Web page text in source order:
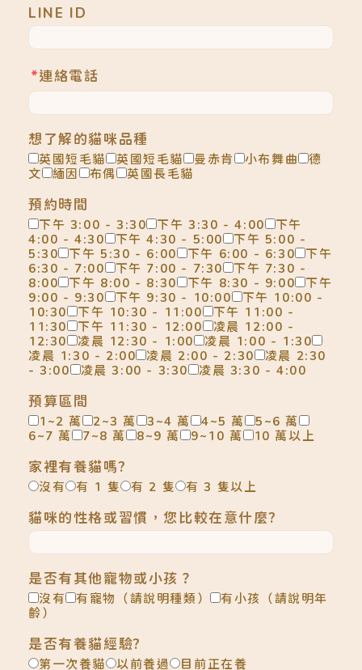
LINE ID
*連絡電話
想了解的貓咪品種
英國短毛貓 英國短毛貓 曼赤肯 小布舞曲
德
文
緬因 布偶 英國長毛貓
預約時間
下午 3:00 - 3:30 下午 3:30 - 4:00
下午
4:00 - 4:30
下午 4:30 - 5:00
下午 5:00 -
5:30
下午 5:30 - 6:00 下午 6:00 - 6:30
下午
6:30 - 7:00
下午 7:00 - 7:30
下午 7:30 -
8:00
下午 8:00 - 8:30 下午 8:30 - 9:00
下午
9:00 - 9:30
下午 9:30 - 10:00
下午 10:00 -
10:30
下午 10:30 - 11:00
下午 11:00 -
11:30
下午 11:30 - 12:00
凌晨 12:00 -
12:30
凌晨 12:30 - 1:00
凌晨 1:00 - 1:30
凌晨 1:30 - 2:00
凌晨 2:00 - 2:30
凌晨 2:30
- 3:00
凌晨 3:00 - 3:30 凌晨 3:30 - 4:00
預算區間
1~2 萬 2~3 萬 3~4 萬 4~5 萬
5~6 萬
6~7 萬
7~8 萬 8~9 萬 9~10 萬 10 萬以上
家裡有養貓嗎?
沒有 有 1 隻 有 2 隻 有 3 隻以上
貓咪的性格或習慣，您比較在意什麼?
是否有其他寵物或小孩？
沒有 有寵物（請說明種類）
有小孩（請說明年
齡）
是否有養貓經驗?
第一次養貓 以前養過 目前正在養